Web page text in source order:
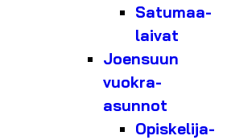
Satumaa-
laivat
Joensuun
vuokra-
asunnot
Opiskelija-